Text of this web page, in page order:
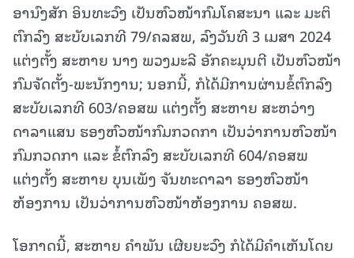
ອານົງສັກ ອິນທະວົງ ເປັນຫົວໜ້າກົມໂຄສະນາ ແລະ ມະຕິ
ຕົກລົງ ສະບັບເລກທີ 79/ຄລສພ, ລົງວັນທີ 3 ເມສາ 2024
ແຕ່ງຕັ້ງ ສະຫາຍ ນາງ ພວງມະລີ ອັກຄະມຸນຕີ ເປັນຫົວໜ້າ
ກົມຈັດຕັ້ງ-ພະນັກງານ; ນອກນີ້, ກໍໄດ້ມີການຜ່ານຂໍ້ຕົກລົງ
ສະບັບເລກທີ 603/ຄອສພ ແຕ່ງຕັ້ງ ສະຫາຍ ສະຫວ່າງ
ດາລາແສນ ຮອງຫົວໜ້າກົມກວດກາ ເປັນວ່າການຫົວໜ້າ
ກົມກວດກາ ແລະ ຂໍ້ຕົກລົງ ສະບັບເລກທີ 604/ຄອສພ
ແຕ່ງຕັ້ງ ສະຫາຍ ບຸນເພັງ ຈັນທະດາລາ ຮອງຫົວໜ້າ
ຫ້ອງການ ເປັນວ່າການຫົວໜ້າຫ້ອງການ ຄອສພ.
ໂອກາດນີ້, ສະຫາຍ ຄຳພັນ ເຜີຍຍະວົງ ກໍໄດ້ມີຄໍາເຫັນໂດຍ